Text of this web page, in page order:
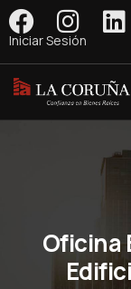
Iniciar Sesión
Oficina